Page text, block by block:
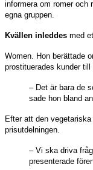
informera om romer och
egna gruppen.
Kvällen inleddes med
Women. Hon berättade
prostituerades kunder
– Det är bara de
sade hon bland
Efter att den
prisutdelningen.
– Vi ska driva
presenterade